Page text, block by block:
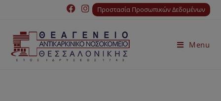
Προστασία Προσωπικών Δεδομένων
Menu